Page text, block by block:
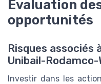
Évaluation
opportunités
Risques associés
Unibail-
Investir dans les